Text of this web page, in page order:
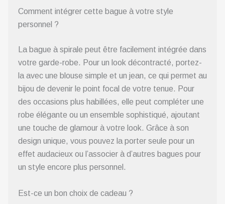
Comment intégrer cette bague à votre style
personnel ?
La bague à spirale peut être facilement intégrée dans
votre garde-robe. Pour un look décontracté, portez-
la avec une blouse simple et un jean, ce qui permet au
bijou de devenir le point focal de votre tenue. Pour
des occasions plus habillées, elle peut compléter une
robe élégante ou un ensemble sophistiqué, ajoutant
une touche de glamour à votre look. Grâce à son
design unique, vous pouvez la porter seule pour un
effet audacieux ou l’associer à d’autres bagues pour
un style encore plus personnel.
Est-ce un bon choix de cadeau ?